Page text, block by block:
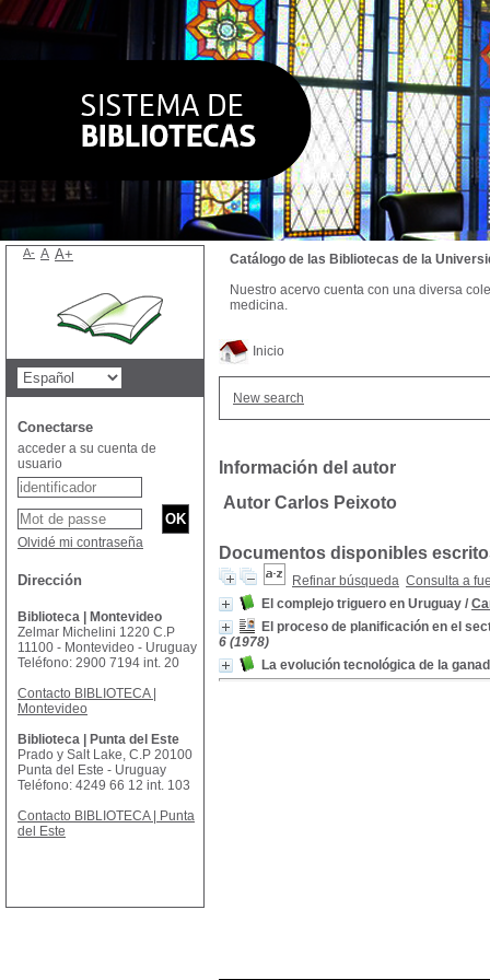
Inicio
New search
Información del autor
Autor Carlos Peixoto
Documentos disponibles
Refinar búsqueda Consulta a
El complejo triguero en Uruguay /
El proceso de planificación en el
6 (1978)
La evolución tecnológica de la
Catálogo de las Bibliotecas de la
Nuestro acervo cuenta con una diversa
medicina.
A- A A+
Conectarse
acceder a su cuenta de
usuario
Olvidé mi contraseña
Dirección
Biblioteca | Montevideo
Zelmar Michelini 1220 C.P
11100 - Montevideo - Uruguay
Teléfono: 2900 7194 int. 20
Contacto BIBLIOTECA |
Montevideo
Biblioteca | Punta del Este
Prado y Salt Lake, C.P 20100
Punta del Este - Uruguay
Teléfono: 4249 66 12 int. 103
Contacto BIBLIOTECA | Punta
del Este